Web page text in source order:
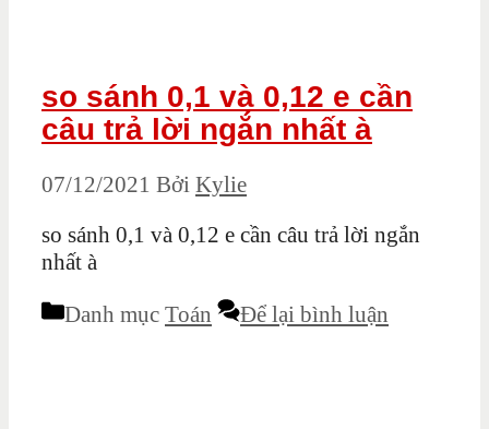
so sánh 0,1 và 0,12 e cần
câu trả lời ngắn nhất à
07/12/2021 Bởi Kylie
so sánh 0,1 và 0,12 e cần câu trả lời ngắn
nhất à
Danh mục Toán Để lại bình luận